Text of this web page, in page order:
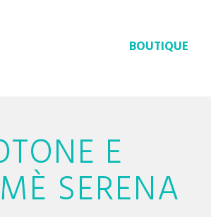
BOUTIQUE
E
SERENA